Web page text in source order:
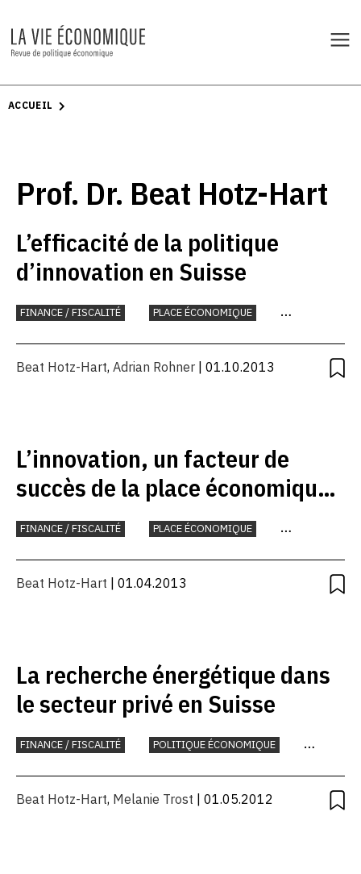
ACCUEIL
Prof. Dr. Beat Hotz-Hart
L’efficacité de la politique
d’innovation en Suisse
FINANCE / FISCALITÉ
PLACE ÉCONOMIQUE
Beat Hotz-Hart, Adrian Rohner | 01.10.2013
L’innovation, un facteur de
succès de la place économique
suisse
FINANCE / FISCALITÉ
PLACE ÉCONOMIQUE
Beat Hotz-Hart | 01.04.2013
La recherche énergétique dans
le secteur privé en Suisse
FINANCE / FISCALITÉ
POLITIQUE ÉCONOMIQUE
Beat Hotz-Hart, Melanie Trost | 01.05.2012